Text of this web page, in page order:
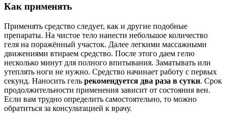
Как применять
Применять средство следует, как и другие подобные
препараты. На чистое тело нанести небольшое количество
геля на поражённый участок. Далее легкими массажными
движениями втираем средство. После этого даем гелю
несколько минут для полного впитывания. Заматывать или
утеплять ноги не нужно. Средство начинает работу с первых
секунд. Наносить гель рекомендуется два раза в сутки. Срок
продолжительности применения зависит от состояния вен.
Если вам трудно определить самостоятельно, то можно
обратиться за консультацией к врачу.